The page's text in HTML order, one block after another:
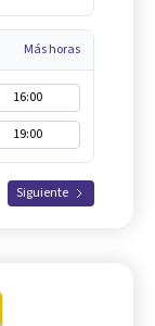
Más horas
16:00
19:00
Siguiente